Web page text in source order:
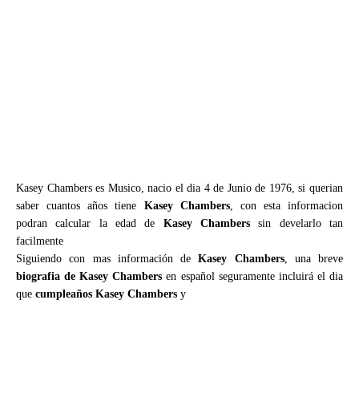
Kasey Chambers es Musico, nacio el dia 4 de Junio de 1976, si querian
saber cuantos años tiene Kasey Chambers, con esta informacion
podran calcular la edad de Kasey Chambers sin develarlo tan
facilmente
Siguiendo con mas información deKasey Chambers, una breve
biografia de Kasey Chambers en español seguramente incluirá el dia
que cumpleaños Kasey Chambers y